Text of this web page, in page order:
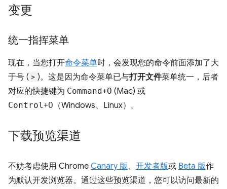
变更
统一指挥菜单
现在，当您打开命令菜单时，会发现您的命令前面添加了大
于号 ( > )。这是因为命令菜单已与打开文件菜单统一，后者
对应的快捷键为 Command+O (Mac) 或
Control+O （Windows、Linux）。
下载预览渠道
不妨考虑使用 Chrome Canary 版、 开发者版或 Beta 版作
为默认开发浏览器。通过这些预览渠道，您可以访问最新的